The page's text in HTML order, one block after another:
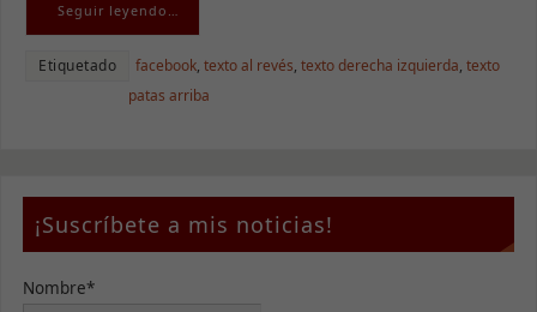
Seguir leyendo…
Etiquetado facebook,texto al revés,texto derecha izquierda,texto
patas arriba
¡Suscríbete a mis noticias!
Nombre*